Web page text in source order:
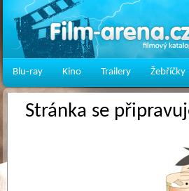
Blu-ray Kino Trailery Žebříčky
Stránka se